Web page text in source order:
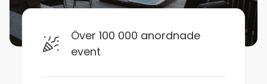
Över 100 000 anordnade
event